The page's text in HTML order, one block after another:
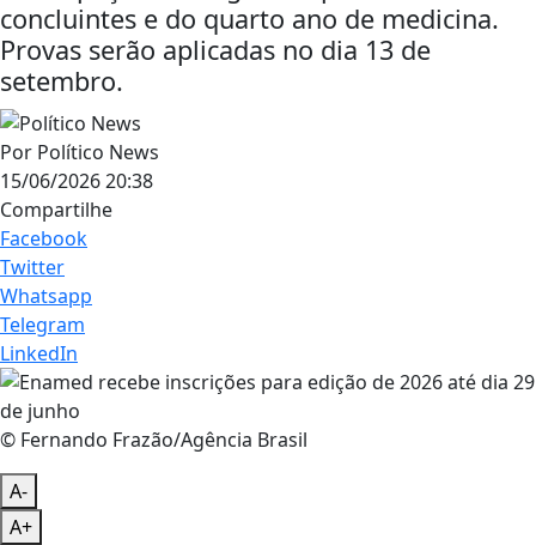
concluintes e do quarto ano de medicina.
Provas serão aplicadas no dia 13 de
setembro.
Por Político News
15/06/2026 20:38
Compartilhe
Facebook
Twitter
Whatsapp
Telegram
LinkedIn
© Fernando Frazão/Agência Brasil
A-
A+